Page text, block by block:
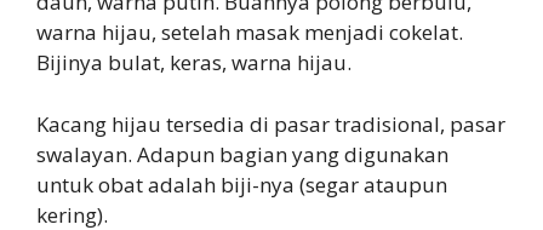
warna hijau, setelah masak menjadi cokelat.
Bijinya bulat, keras, warna hijau.
Kacang hijau tersedia di pasar tradisional, pasar
swalayan. Adapun bagian yang digunakan
untuk obat adalah biji-nya (segar ataupun
kering).